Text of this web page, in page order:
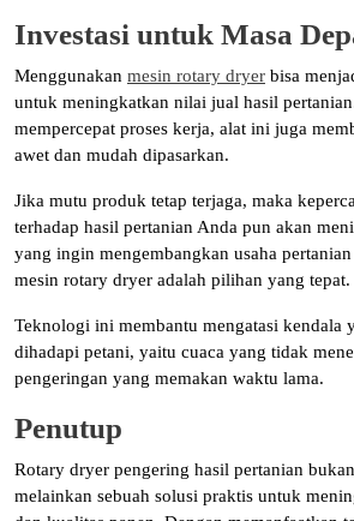
Investasi untuk Masa
Menggunakan mesin rotary dryer bisa
untuk meningkatkan nilai jual hasil
mempercepat proses kerja, alat ini juga
awet dan mudah dipasarkan.
Jika mutu produk tetap terjaga, maka
terhadap hasil pertanian Anda pun akan
yang ingin mengembangkan usaha
mesin rotary dryer adalah pilihan yang tepat.
Teknologi ini membantu mengatasi kendala
dihadapi petani, yaitu cuaca yang tidak
pengeringan yang memakan waktu lama.
Penutup
Rotary dryer pengering hasil pertanian
melainkan sebuah solusi praktis untuk